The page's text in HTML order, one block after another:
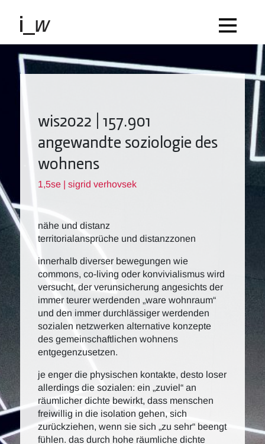
wis2022 | 157.901
angewandte soziologie des
wohnens
1,5se | sigrid verhovsek
nähe und distanz
territorialansprüche und distanzzonen
innerhalb diverser bewegungen wie
commons, co-living oder konvivialismus wird
versucht, der verunsicherung angesichts der
immer teurer werdenden „ware wohnraum“
und den immer durchlässiger werdenden
sozialen netzwerken alternative konzepte
des gemeinschaftlichen wohnens
entgegenzusetzen.
je enger die physischen kontakte, desto loser
allerdings die sozialen: ein „zuviel“ an
räumlicher dichte bewirkt, dass menschen
freiwillig in die isolation gehen, sich
zurückziehen, wenn sie sich „zu sehr“ beengt
fühlen. das durch hohe räumliche dichte